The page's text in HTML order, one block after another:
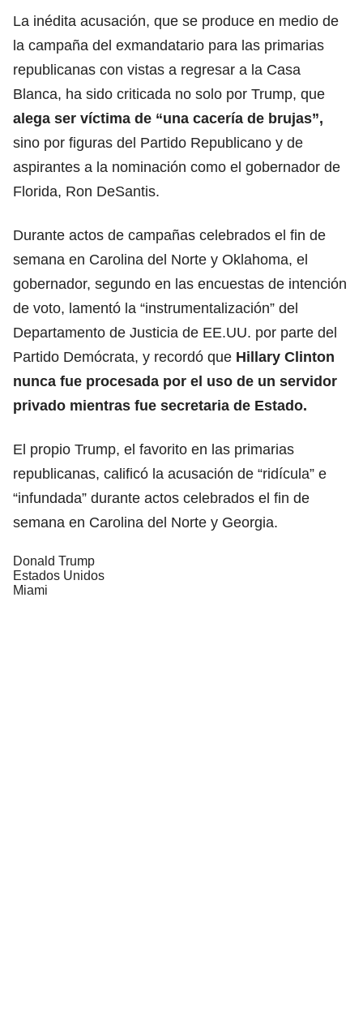
La inédita acusación, que se produce en medio de
la campaña del exmandatario para las primarias
republicanas con vistas a regresar a la Casa
Blanca, ha sido criticada no solo por Trump, que
alega ser víctima de “una cacería de brujas”,
sino por figuras del Partido Republicano y de
aspirantes a la nominación como el gobernador de
Florida, Ron DeSantis.
Durante actos de campañas celebrados el fin de
semana en Carolina del Norte y Oklahoma, el
gobernador, segundo en las encuestas de intención
de voto, lamentó la “instrumentalización” del
Departamento de Justicia de EE.UU. por parte del
Partido Demócrata, y recordó que Hillary Clinton
nunca fue procesada por el uso de un servidor
privado mientras fue secretaria de Estado.
El propio Trump, el favorito en las primarias
republicanas, calificó la acusación de “ridícula” e
“infundada” durante actos celebrados el fin de
semana en Carolina del Norte y Georgia.
Donald Trump
Estados Unidos
Miami